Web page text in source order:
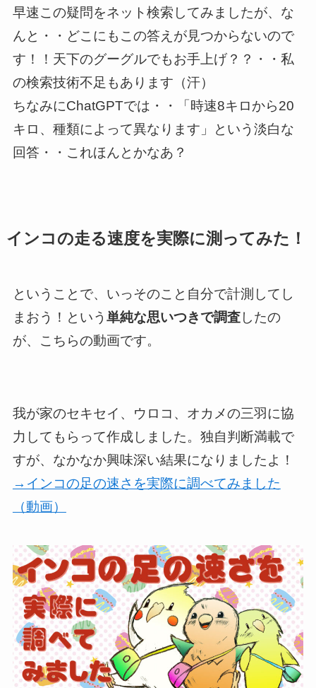
早速この疑問をネット検索してみましたが、な
んと・・どこにもこの答えが見つからないので
す！！天下のグーグルでもお手上げ？？・・私
の検索技術不足もあります（汗）
ちなみにChatGPTでは・・「時速8キロから20
キロ、種類によって異なります」という淡白な
回答・・これほんとかなあ？
インコの走る速度を実際に測ってみた！
ということで、いっそのこと自分で計測してし
まおう！という 単純な思いつきで調査したの
が、こちらの動画です。
我が家のセキセイ、ウロコ、オカメの三羽に協
力してもらって作成しました。独自判断満載で
すが、なかなか興味深い結果になりましたよ！
→インコの足の速さを実際に調べてみました
（動画）